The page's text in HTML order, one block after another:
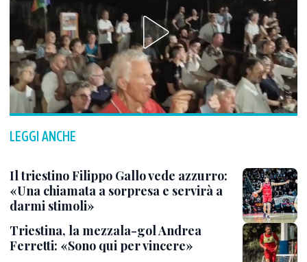
LEGGI ANCHE
Il triestino Filippo Gallo vede azzurro:
«Una chiamata a sorpresa e servirà a
darmi stimoli»
Triestina, la mezzala-gol Andrea
Ferretti: «Sono qui per vincere»